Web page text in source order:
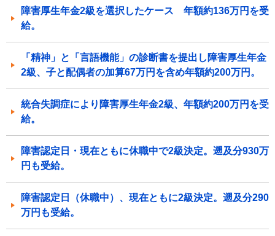
障害厚生年金2級を選択したケース 年額約136万円を受
給。
「精神」と「言語機能」の診断書を提出し障害厚生年金
2級、子と配偶者の加算67万円を含め年額約200万円。
統合失調症により障害厚生年金2級、年額約200万円を受
給。
障害認定日・現在ともに休職中で2級決定。遡及分930万
円も受給。
障害認定日（休職中）、現在ともに2級決定。遡及分290
万円も受給。